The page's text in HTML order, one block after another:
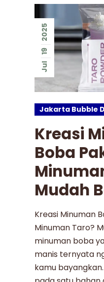
Jul
19
2025
Jakarta Bubble
Kreasi
Boba
Mudah
Kreasi Minuman
Minuman Taro?
minuman boba
manis ternyata
kamu